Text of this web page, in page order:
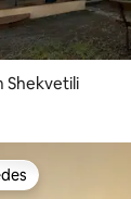
Shekvetili
mais apreciados